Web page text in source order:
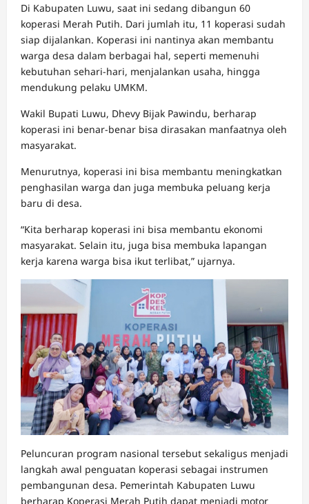
Di Kabupaten Luwu, saat ini sedang dibangun 60
koperasi Merah Putih. Dari jumlah itu, 11 koperasi sudah
siap dijalankan. Koperasi ini nantinya akan membantu
warga desa dalam berbagai hal, seperti memenuhi
kebutuhan sehari-hari, menjalankan usaha, hingga
mendukung pelaku UMKM.
Wakil Bupati Luwu, Dhevy Bijak Pawindu, berharap
koperasi ini benar-benar bisa dirasakan manfaatnya oleh
masyarakat.
Menurutnya, koperasi ini bisa membantu meningkatkan
penghasilan warga dan juga membuka peluang kerja
baru di desa.
“Kita berharap koperasi ini bisa membantu ekonomi
masyarakat. Selain itu, juga bisa membuka lapangan
kerja karena warga bisa ikut terlibat,” ujarnya.
Peluncuran program nasional tersebut sekaligus menjadi
langkah awal penguatan koperasi sebagai instrumen
pembangunan desa. Pemerintah Kabupaten Luwu
berharap Koperasi Merah Putih dapat menjadi motor